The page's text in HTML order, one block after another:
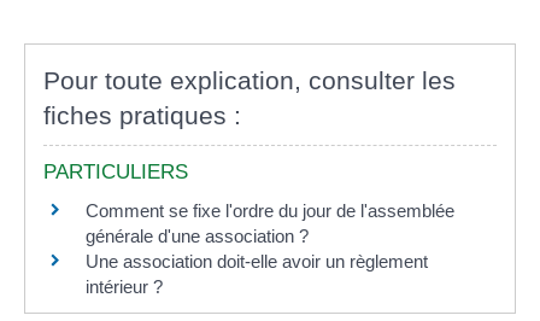
Pour toute explication, consulter les
fiches pratiques :
PARTICULIERS
Comment se fixe l'ordre du jour de l'assemblée
générale d'une association ?
Une association doit-elle avoir un règlement
intérieur ?